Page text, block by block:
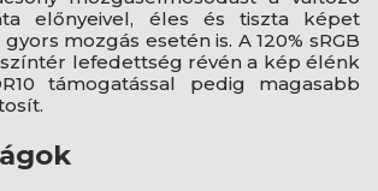
előnyeivel, éles és tiszta képet
mozgás esetén is. A 120% sRGB
színtér lefedettség révén a kép élénk
támogatással pedig magasabb